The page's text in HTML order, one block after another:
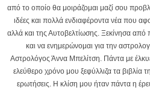
από το οποίο θα μοιράζομαι μαζί σου
ιδέες και πολλά ενδιαφέροντα νέα που
αλλά και της Αυτοβελτίωσης. Ξεκίνησα
και να ενημερώνομαι για την
Αστρολόγος Άννα Μπελίτση. Πάντα με
ελεύθερο χρόνο μου ξεφύλλιζα τα βιβλία
ερωτήσεις. Η κλίση μου ήταν πάντα η